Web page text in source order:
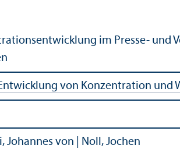
im Presse- und
von Konzentration und
Johannes von | Noll, Jochen